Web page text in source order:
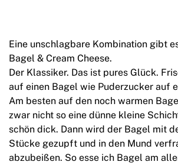
Eine unschlagbare Kombination gibt
Bagel & Cream Cheese.
Der Klassiker. Das ist pures Glück.
auf einen Bagel wie Puderzucker auf
Am besten auf den noch warmen
zwar nicht so eine dünne kleine
schön dick. Dann wird der Bagel mit
Stücke gezupft und in den Mund
abzubeißen. So esse ich Bagel am